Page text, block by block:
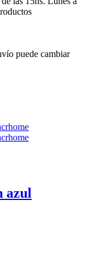
puede cambiar
azul